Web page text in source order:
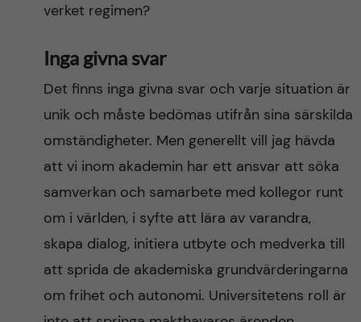
verket regimen?
Inga givna svar
Det finns inga givna svar och varje situation är
unik och måste bedömas utifrån sina särskilda
omständigheter. Men generellt vill jag hävda
att vi inom akademin har ett ansvar att söka
samverkan och samarbete med kollegor runt
om i världen, i syfte att lära av varandra,
skapa dialog, initiera utbyte och medverka till
att sprida de akademiska grundvärderingarna
om frihet och autonomi. Universitetens roll är